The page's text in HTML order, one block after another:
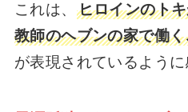
これは、 ヒロインのト
教師のヘブンの家で働
が表現されているように